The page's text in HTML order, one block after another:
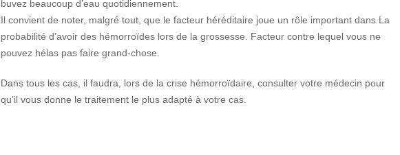
buvez beaucoup d’eau quotidiennement.
Il convient de noter, malgré tout, que le facteur héréditaire joue un rôle important dans La
probabilité d’avoir des hémorroïdes lors de la grossesse. Facteur contre lequel vous ne
pouvez hélas pas faire grand-chose.
Dans tous les cas, il faudra, lors de la crise hémorroïdaire, consulter votre médecin pour
qu’il vous donne le traitement le plus adapté à votre cas.